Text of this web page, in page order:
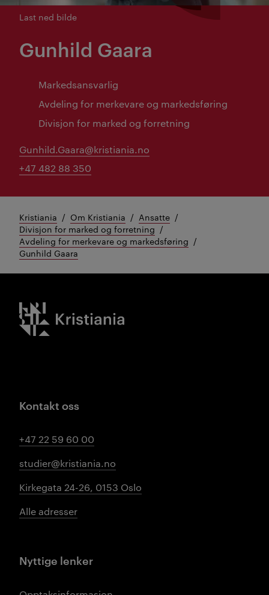
Last ned bilde
Gunhild Gaara
Markedsansvarlig
Avdeling for merkevare og markedsføring
Divisjon for marked og forretning
Gunhild.Gaara@kristiania.no
+47 482 88 350
Kristiania Om Kristiania
Ansatte
Divisjon for marked og forretning
Avdeling for merkevare og markedsføring
Gunhild Gaara
Kristiania logo
Kontakt oss
+47 22 59 60 00
studier@kristiania.no
Kirkegata 24-26, 0153 Oslo
Alle adresser
Nyttige lenker